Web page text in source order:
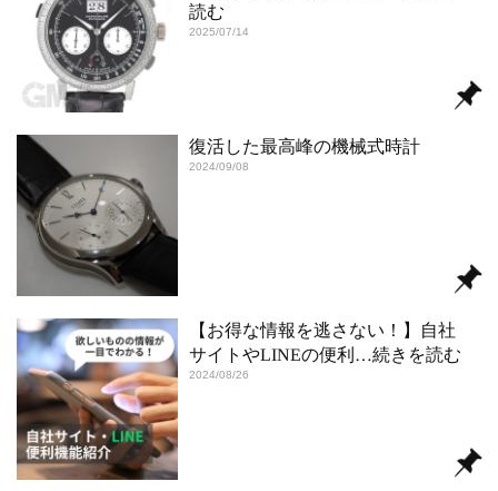
読む
2025/07/14
復活した最高峰の機械式時計
2024/09/08
【お得な情報を逃さない！】自社
サイトやLINEの便利 …続きを読む
2024/08/26